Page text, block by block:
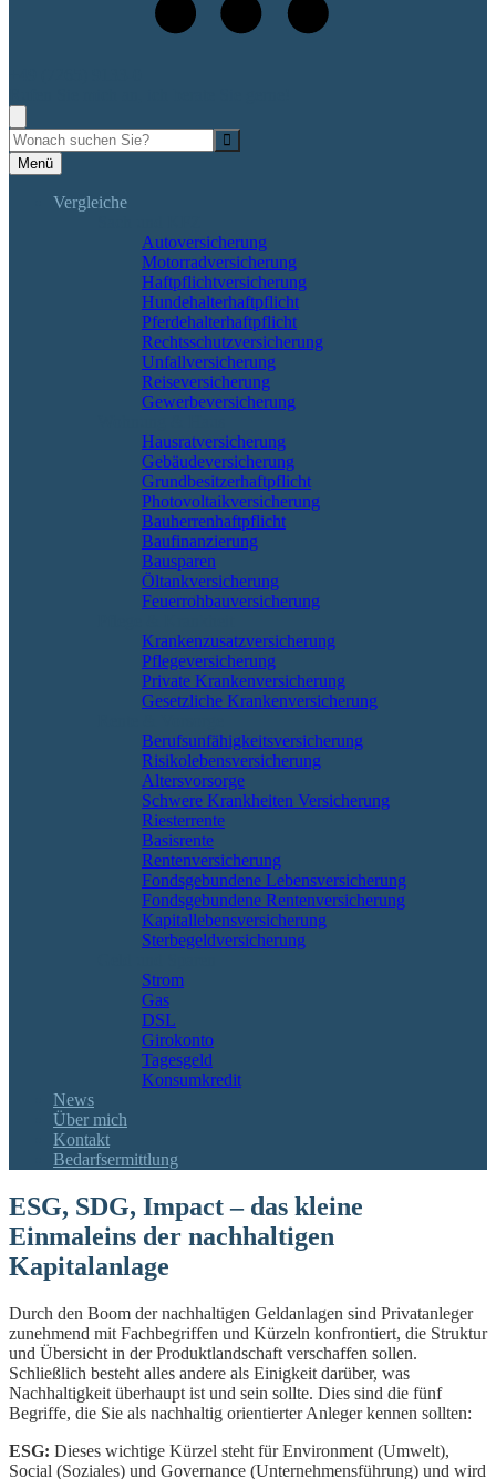
Menü
Vergleiche
Autoversicherung
Motorradversicherung
Haftpflichtversicherung
Hundehalterhaftpflicht
Pferdehalterhaftpflicht
Rechtsschutzversicherung
Unfallversicherung
Reiseversicherung
Gewerbeversicherung
Hausratversicherung
Gebäudeversicherung
Grundbesitzerhaftpflicht
Photovoltaikversicherung
Bauherrenhaftpflicht
Baufinanzierung
Bausparen
Öltankversicherung
Feuerrohbauversicherung
Krankenzusatzversicherung
Pflegeversicherung
Private Krankenversicherung
Gesetzliche Krankenversicherung
Berufs­unfähigkeitsversicherung
Risikolebensversicherung
Altersvorsorge
Schwere Krankheiten Versicherung
Riesterrente
Basisrente
Rentenversicherung
Fondsgebundene Lebensversicherung
Fondsgebundene Rentenversicherung
Kapitallebensversicherung
Sterbegeldversicherung
Strom
Gas
DSL
Girokonto
Tagesgeld
Konsumkredit
News
Über mich
Kontakt
Bedarfsermittlung
ESG, SDG, Impact – das kleine
Einmaleins der nachhaltigen
Kapitalanlage
Durch den Boom der nachhaltigen Geldanlagen sind Privatanleger
zunehmend mit Fachbegriffen und Kürzeln konfrontiert, die Struktur
und Übersicht in der Produktlandschaft verschaffen sollen.
Schließlich besteht alles andere als Einigkeit darüber, was
Nachhaltigkeit überhaupt ist und sein sollte. Dies sind die fünf
Begriffe, die Sie als nachhaltig orientierter Anleger kennen sollten:
ESG: Dieses wichtige Kürzel steht für Environment (Umwelt),
Social (Soziales) und Governance (Unternehmensführung) und wird